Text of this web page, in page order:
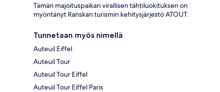
Tämän majoituspaikan virallisen tähtiluokituksen on
myöntänyt Ranskan turismin kehitysjärjestö ATOUT.
Tunnetaan myös nimellä
Auteuil Eiffel
Auteuil Tour
Auteuil Tour Eiffel
Auteuil Tour Eiffel Paris